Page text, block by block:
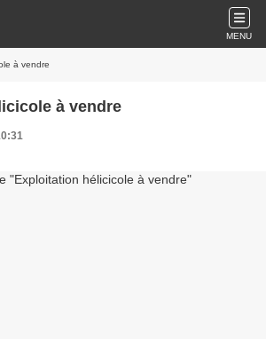
MENU
à vendre
à vendre